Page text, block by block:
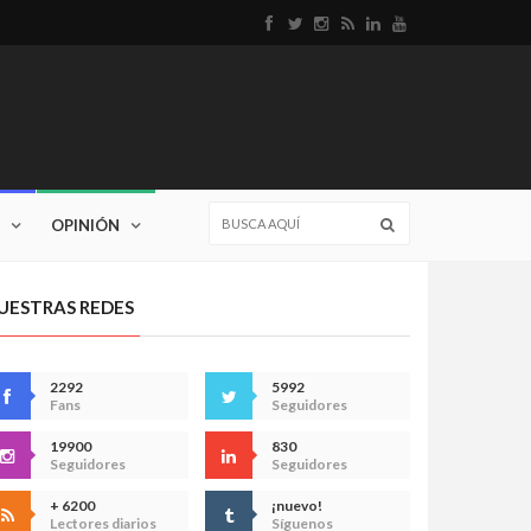
OPINIÓN
REDES
2292
Fans
5992
Seguidores
19900
Seguidores
830
Seguidores
+ 6200
Lectores diarios
¡nuevo!
Síguenos